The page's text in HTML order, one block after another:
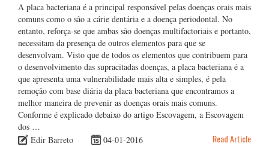
A placa bacteriana é a principal responsável pelas doenças orais mais
comuns como o são a cárie dentária e a doença periodontal. No
entanto, reforça-se que ambas são doenças multifactoriais e portanto,
necessitam da presença de outros elementos para que se
desenvolvam. Visto que de todos os elementos que contribuem para
o desenvolvimento das supracitadas doenças, a placa bacteriana é a
que apresenta uma vulnerabilidade mais alta e simples, é pela
remoção com base diária da placa bacteriana que encontramos a
melhor maneira de prevenir as doenças orais mais comuns.
Conforme é explicado debaixo do artigo Escovagem, a Escovagem
dos …
Edir Barreto
04-01-2016 Read Article